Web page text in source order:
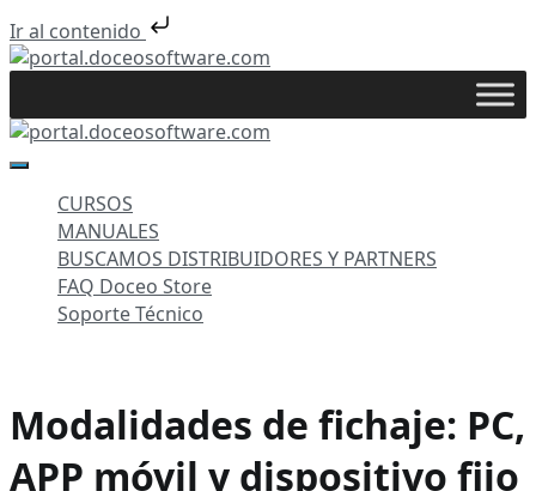
Ir al contenido
Saltar
portal.doceosoftware.com
CURSOS
MANUALES
BUSCAMOS DISTRIBUIDORES Y PARTNERS
FAQ Doceo Store
Soporte Técnico
Modalidades de fichaje: PC,
APP móvil y dispositivo fijo